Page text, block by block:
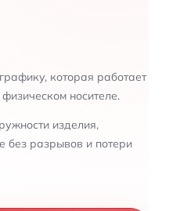
которая работает
носителе.
изделия,
без разрывов и потери